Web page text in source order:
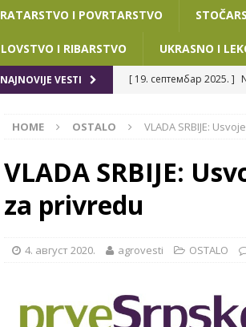
RATARSTVO I POVRTARSTVO
LOVSTVO I RIBARSTVO UKRASNO I
NAJNOVIJE VESTI [ 19. септембар 2025. ]
[ 15. мај 2025. ] JOŠ DVA
[ 12. март 2025. ]
POKRAJINSKOG
[ 14. новембар 2024. ]
HOME OSTALO VLADA SRBIJE:
VLADA SRBIJE:
za privredu
4. август 2020. agrovesti OSTALO